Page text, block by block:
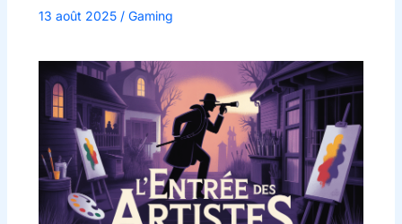
13 août 2025 / Gaming